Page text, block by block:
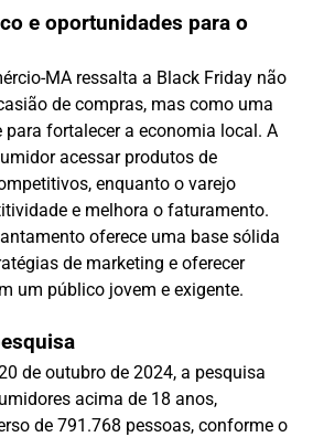
e oportunidades para o
MA ressalta a Black Friday não
de compras, mas como uma
fortalecer a economia local. A
acessar produtos de
enquanto o varejo
e melhora o faturamento.
oferece uma base sólida
de marketing e oferecer
um público jovem e exigente.
de outubro de 2024, a pesquisa
acima de 18 anos,
de 791.768 pessoas, conforme o